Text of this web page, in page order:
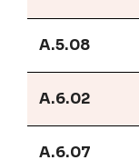
A.5.08
A.6.02
A.6.07